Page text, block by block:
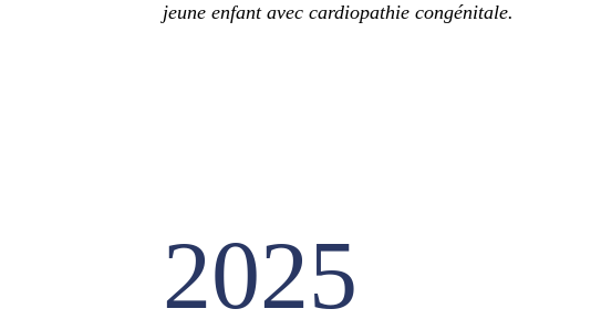
jeune enfant avec cardiopathie congénitale.
2025